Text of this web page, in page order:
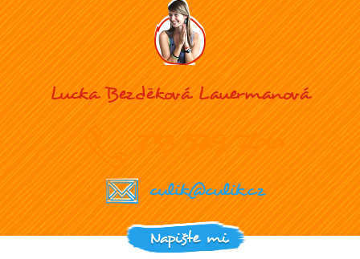
Lucka Bezděková Lauermanová
733 529 766
culik@culik.cz
Napište mi